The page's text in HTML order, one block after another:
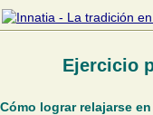
Ejercicio
Cómo lograr relajarse